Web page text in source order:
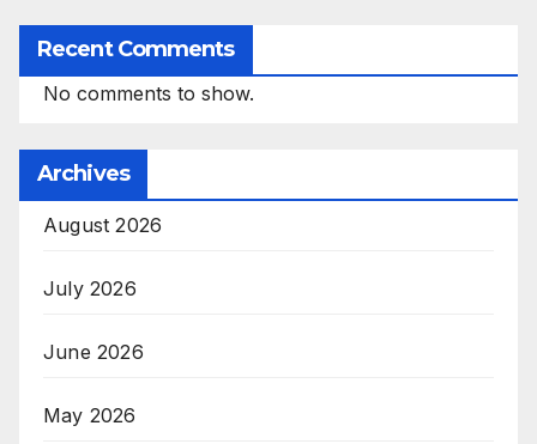
Recent Comments
No comments to show.
Archives
August 2026
July 2026
June 2026
May 2026